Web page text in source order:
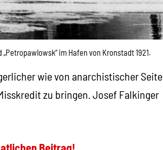
im Hafen von Kronstadt 1921.
wie von anarchistischer Seite
zu bringen. Josef Falkinger
Beitrag!